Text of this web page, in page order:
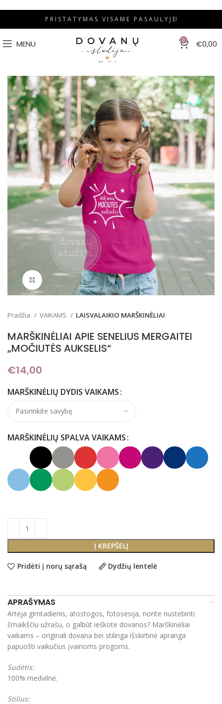
P R I S T A T Y M A S V I S A M E P A S A U L Y J E!
MENU 0 €0,00
Pradžia VAIKAMS LAISVALAIKIO MARŠKINĖLIAI
MARŠKINĖLIAI APIE SENELIUS MERGAITEI
„MOČIUTĖS AUKSELIS“
€14,00
MARŠKINĖLIŲ DYDIS VAIKAMS
MARŠKINĖLIŲ SPALVA VAIKAMS
Į KREPŠELĮ
Pridėti į norų sąrašą Dydžių lentelė
APRAŠYMAS
Artėja gimtadienis, atostogos, fotosesija, norite nustebinti
šmaikščiu užrašu, o galbūt ieškote dovanos? Marškinėliai
vaikams – originali dovana bei stilinga išskirtinė apranga
papuošti vaikučius įvairioms progoms.
Sudėtis:
100% medvilnė.
Stilius: